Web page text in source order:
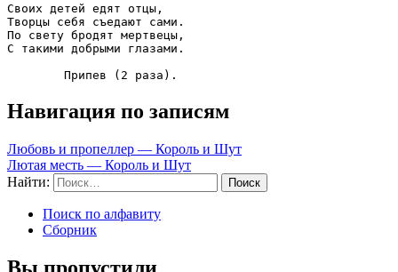
Своих детей едят отцы,
Творцы себя съедают сами.
По свету бродят мертвецы,
С такими добрыми глазами.
	Припев (2 раза).
Навигация по записям
Любовь и пропеллер — Король и Шут
Лютая месть — Король и Шут
Найти:
Поиск по алфавиту
Сборник
Вы пропустили